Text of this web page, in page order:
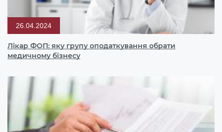
26.04.2024
Лікар ФОП: яку групу оподаткування обрати
медичному бізнесу